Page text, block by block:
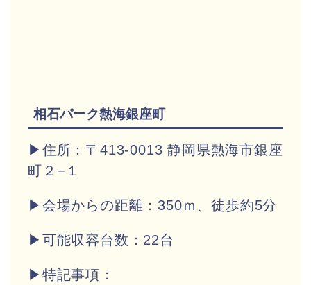
相石パーク熱海銀座町
▶住所：〒413-0013 静岡県熱海市銀座
町２−１
▶会場からの距離：350ｍ、徒歩約5分
▶ 可能収容台数：22台
▶特記事項：